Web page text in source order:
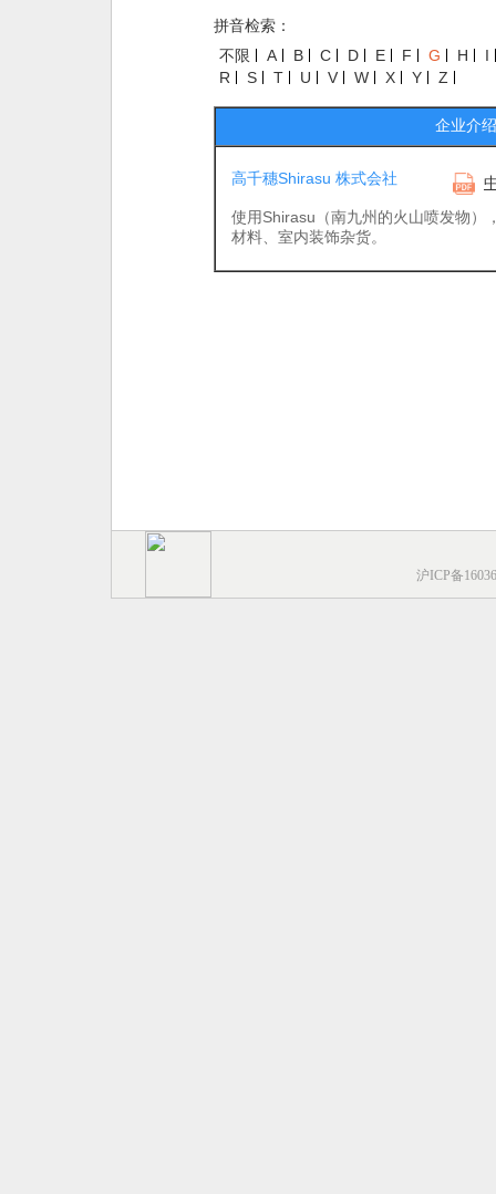
拼音检索：
不限
A B C D E F G H
I
R
S T U V W X Y Z
企业介绍
高千穗Shirasu 株式会社
使用Shirasu（南九州的火山喷发物）
材料、室内装饰杂货。
沪ICP备